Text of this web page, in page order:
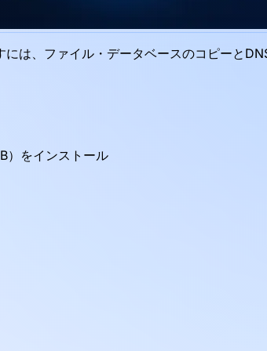
は、ファイル・データベースのコピーと
）をインストール